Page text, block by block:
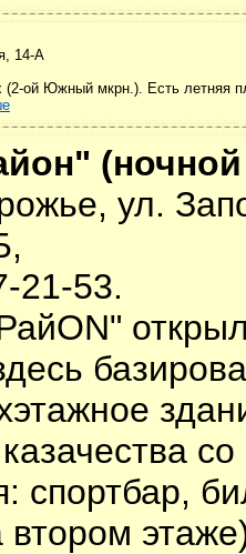
14-А
ой Южный мкрн.). Есть летняя
ул.
21-53.
спортбар,
втором